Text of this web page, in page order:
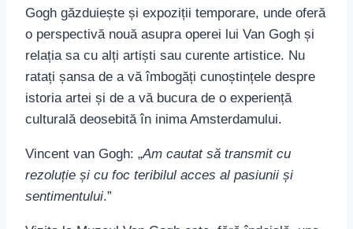
Gogh găzduiește și expoziții temporare, unde oferă
o perspectivă nouă asupra operei lui Van Gogh și
relația sa cu alți artiști sau curente artistice. Nu
ratați șansa de a vă îmbogăți cunoștințele despre
istoria artei și de a vă bucura de o experiență
culturală deosebită în inima Amsterdamului.
Vincent van Gogh: „Am cautat să transmit cu
rezoluție și cu foc teribilul acces al pasiunii și
sentimentului.”